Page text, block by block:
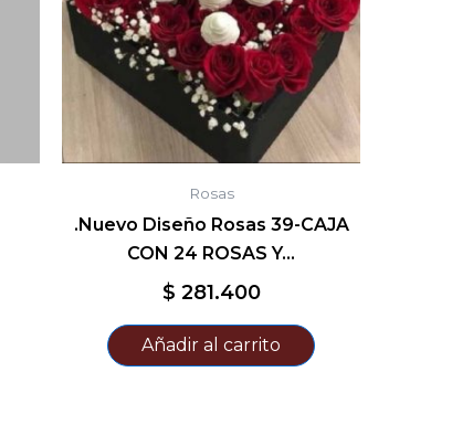
Rosas
.Nuevo Diseño Rosas 39-CAJA
CON 24 ROSAS Y…
$ 281.400
Añadir al carrito